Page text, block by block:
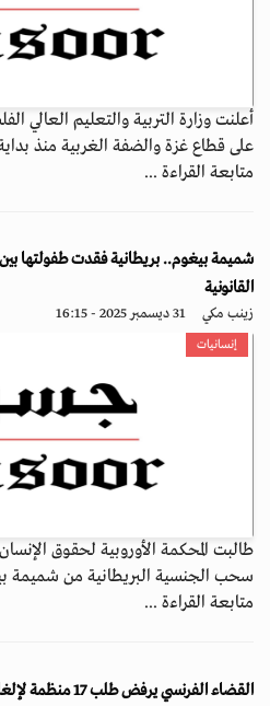
أعلنت وزارة التربية والتعليم العالي
على قطاع غزة والضفة الغربية منذ بداية عام 2025
متابعة القراءة ...
شميمة بيغوم.. بريطانية فقدت طفولتها بين
القانونية
زينب مكي 31 ديسمبر 2025 - 16:15
إنسانيات
طالبت المحكمة الأوروبية لحقوق
سحب الجنسية البريطانية من
متابعة القراءة ...
القضاء الفرنسي يرفض طلب 17 منظمة لإلغاء اتفاق الهجرة مع بريطانيا